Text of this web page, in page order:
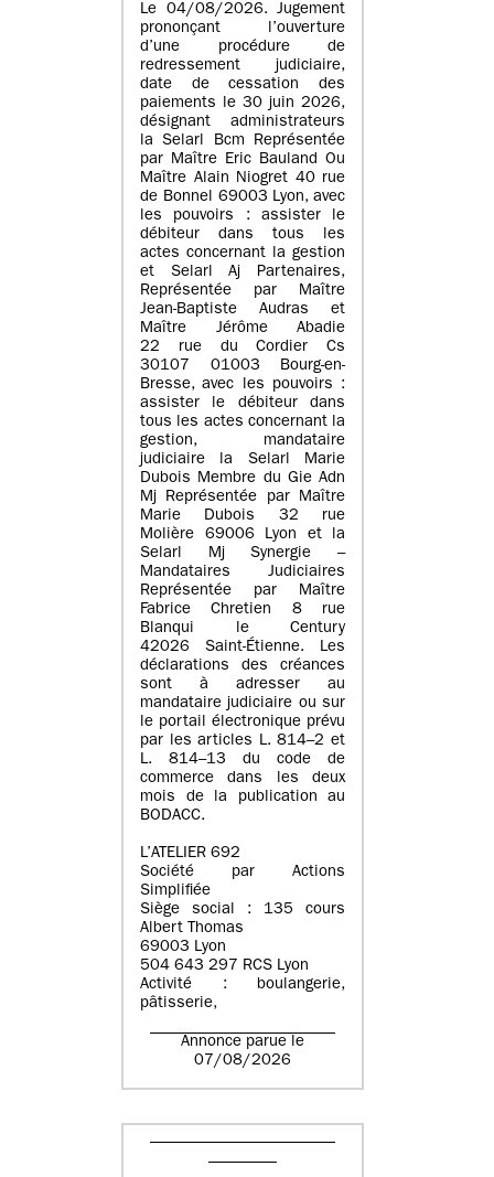
Le 04/08/2026. Jugement
prononçant l’ouverture
d’une procédure de
redressement judiciaire,
date de cessation des
paiements le 30 juin 2026,
désignant administrateurs
la Selarl Bcm Représentée
par Maître Eric Bauland Ou
Maître Alain Niogret 40 rue
de Bonnel 69003 Lyon, avec
les pouvoirs : assister le
débiteur dans tous les
actes concernant la gestion
et Selarl Aj Partenaires,
Représentée par Maître
Jean-Baptiste Audras et
Maître Jérôme Abadie
22 rue du Cordier Cs
30107 01003 Bourg-en-
Bresse, avec les pouvoirs :
assister le débiteur dans
tous les actes concernant la
gestion, mandataire
judiciaire la Selarl Marie
Dubois Membre du Gie Adn
Mj Représentée par Maître
Marie Dubois 32 rue
Molière 69006 Lyon et la
Selarl Mj Synergie –
Mandataires Judiciaires
Représentée par Maître
Fabrice Chretien 8 rue
Blanqui le Century
42026 Saint-Étienne. Les
déclarations des créances
sont à adresser au
mandataire judiciaire ou sur
le portail électronique prévu
par les articles L. 814–2 et
L. 814–13 du code de
commerce dans les deux
mois de la publication au
BODACC.
L’ATELIER 692
Société par Actions
Simplifiée
Siège social : 135 cours
Albert Thomas
69003 Lyon
504 643 297 RCS Lyon
Activité : boulangerie,
pâtisserie,
Annonce parue le
07/08/2026